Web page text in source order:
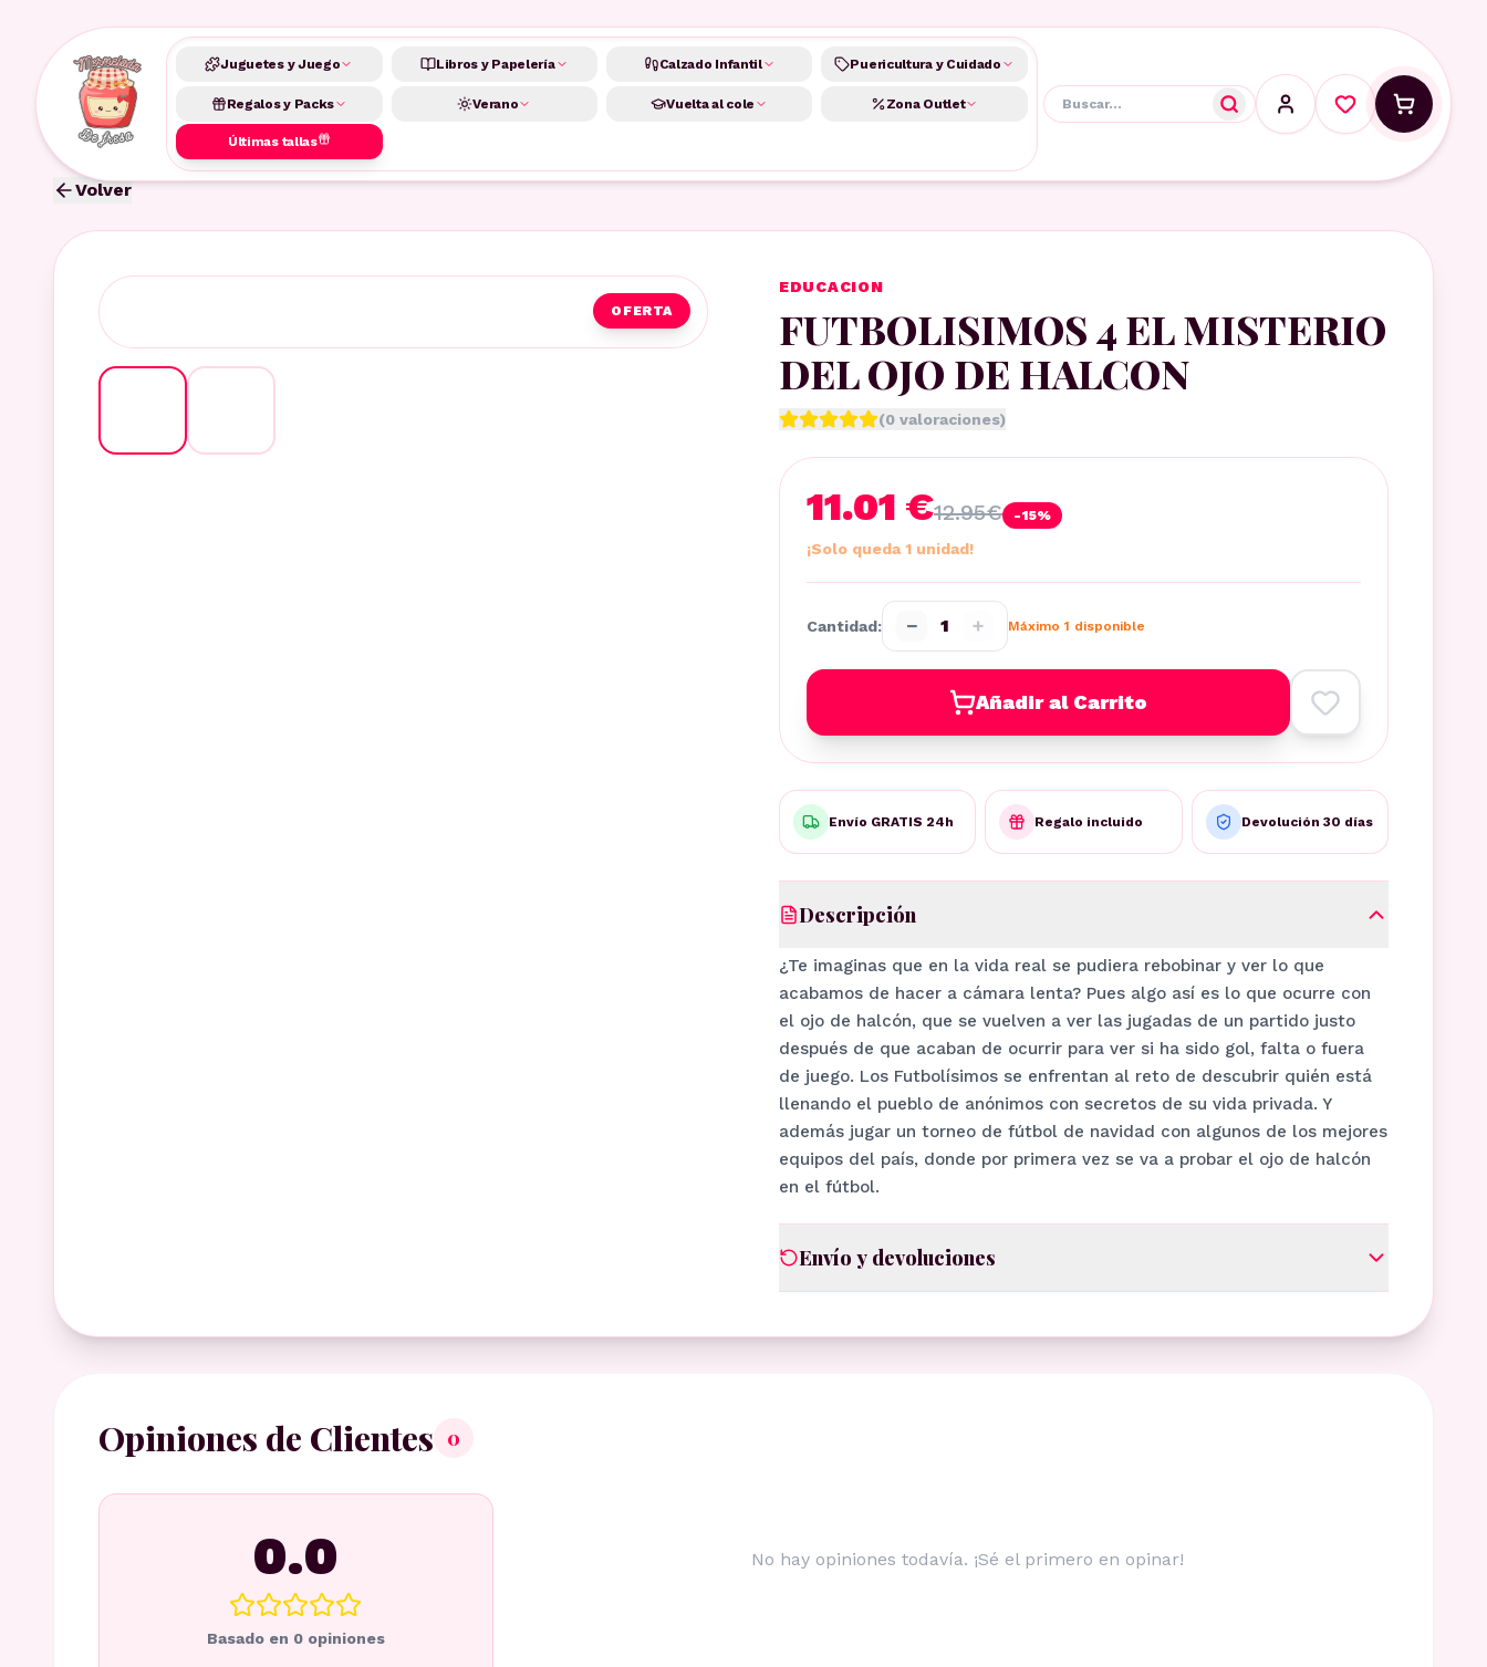
Juguetes y Juego Libros y Papelería Calzado Infantil Puericultura y Cuidado
Regalos y Packs Verano Vuelta al cole Zona Outlet
Últimas tallas
Volver
OFERTA
EDUCACION
FUTBOLISIMOS 4 EL MISTERIO
DEL OJO DE HALCON
(0 valoraciones)
11.01 €12.95€ -15%
¡Solo queda 1 unidad!
Cantidad: − 1 + Máximo 1 disponible
Añadir al Carrito
Envío GRATIS 24h Regalo incluido Devolución 30 días
Descripción
¿Te imaginas que en la vida real se pudiera rebobinar y ver lo que
acabamos de hacer a cámara lenta? Pues algo así es lo que ocurre con
el ojo de halcón, que se vuelven a ver las jugadas de un partido justo
después de que acaban de ocurrir para ver si ha sido gol, falta o fuera
de juego. Los Futbolísimos se enfrentan al reto de descubrir quién está
llenando el pueblo de anónimos con secretos de su vida privada. Y
además jugar un torneo de fútbol de navidad con algunos de los mejores
equipos del país, donde por primera vez se va a probar el ojo de halcón
en el fútbol.
Envío y devoluciones
Opiniones de Clientes 0
0.0
Basado en 0opiniones
No hay opiniones todavía. ¡Sé el primero en opinar!